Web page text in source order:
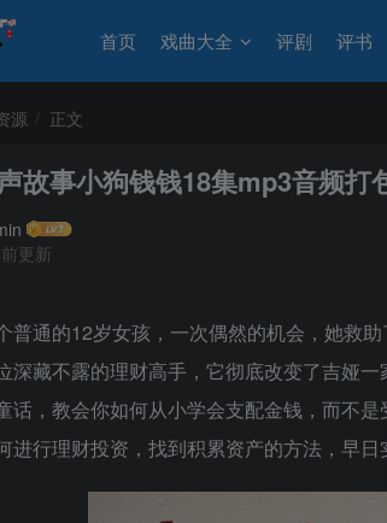
首页 戏曲大全 评剧 评书
源 正文
故事小狗钱钱18集mp3音频打
更新
普通的12岁女孩，一次偶然的机会，她救
深藏不露的理财高手，它彻底改变了吉娅
话，教会你如何从小学会支配金钱，而不
进行理财投资，找到积累资产的方法，早日